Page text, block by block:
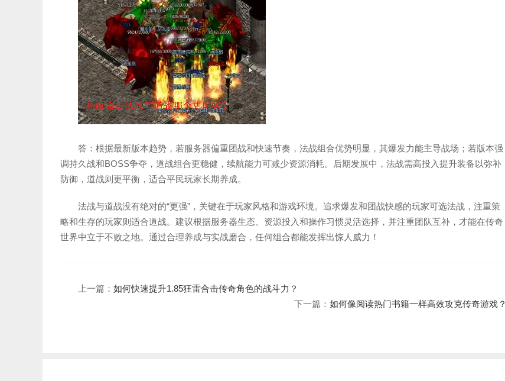
答：根据最新版本趋势，若服务器偏重团战和快速节奏，法战组合优势明显，其爆发力能主导战场；若版本强
调持久战和BOSS争夺，道战组合更稳健，续航能力可减少资源消耗。后期发展中，法战需高投入提升装备以弥补
防御，道战则更平衡，适合平民玩家长期养成。
法战与道战没有绝对的“更强”，关键在于玩家风格和游戏环境。追求爆发和团战快感的玩家可选法战，注重策
略和生存的玩家则适合道战。建议根据服务器生态、资源投入和操作习惯灵活选择，并注重团队互补，才能在传奇
世界中立于不败之地。通过合理养成与实战磨合，任何组合都能发挥出惊人威力！
上一篇： 如何快速提升1.85狂雷合击传奇角色的战斗力？
下一篇： 如何像阅读热门书籍一样高效攻克传奇游戏？